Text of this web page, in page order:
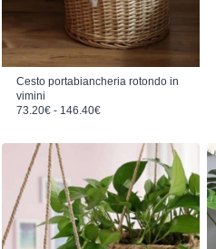
Cesto portabiancheria rotondo in
vimini
73.20€ - 146.40€Fascia di prezzo: da 73.20€ a 146.40€